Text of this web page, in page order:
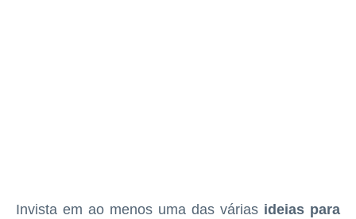
Invista em ao menos uma das várias ideias para